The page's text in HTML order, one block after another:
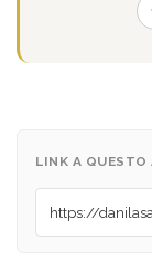
LINK A QUESTO